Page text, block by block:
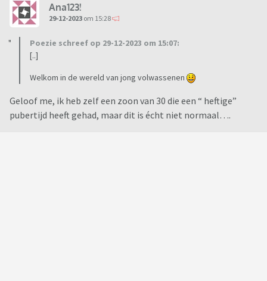
Ana123!
29-12-2023 om 15:28
Poezie schreef op 29-12-2023 om 15:07:
[..]
Welkom in de wereld van jong volwassenen
Geloof me, ik heb zelf een zoon van 30 die een “ heftige”
pubertijd heeft gehad, maar dit is écht niet normaal….